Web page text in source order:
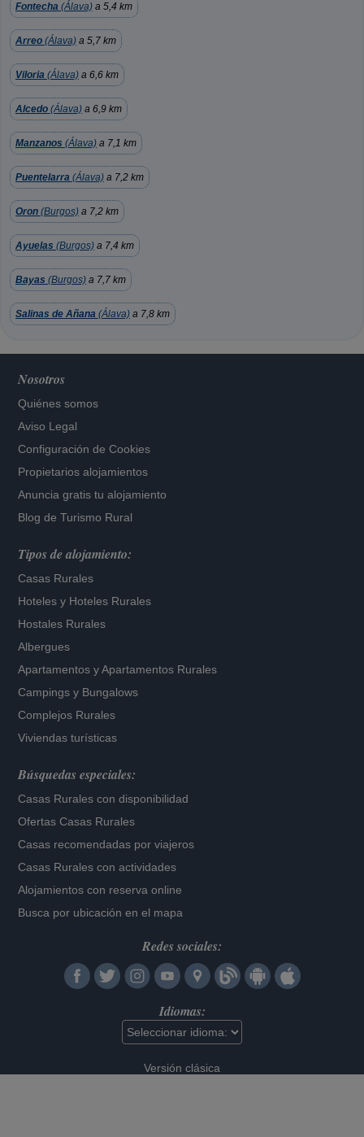
Fontecha (Álava) a 5,4 km
Arreo (Álava) a 5,7 km
Viloria (Álava) a 6,6 km
Alcedo (Álava) a 6,9 km
Manzanos (Álava) a 7,1 km
Puentelarra (Álava) a 7,2 km
Oron (Burgos) a 7,2 km
Ayuelas (Burgos) a 7,4 km
Bayas (Burgos) a 7,7 km
Salinas de Añana (Álava) a 7,8 km
Nosotros
Quiénes somos
Aviso Legal
Configuración de Cookies
Propietarios alojamientos
Anuncia gratis tu alojamiento
Blog de Turismo Rural
Tipos de alojamiento:
Casas Rurales
Hoteles y Hoteles Rurales
Hostales Rurales
Albergues
Apartamentos yApartamentos Rurales
Campings y Bungalows
Complejos Rurales
Viviendas turísticas
Búsquedas especiales:
Casas Rurales con disponibilidad
Ofertas Casas Rurales
Casas recomendadas por viajeros
Casas Rurales con actividades
Alojamientos con reserva online
Busca por ubicación en el mapa
Redes sociales:
Idiomas:
Versión clásica